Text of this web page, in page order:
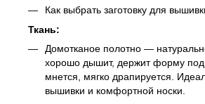
Как выбрать заготовку для
Ткань:
Домотканое полотно —
хорошо дышит, держит форму
мнется, мягко драпируется.
вышивки и комфортной носки.